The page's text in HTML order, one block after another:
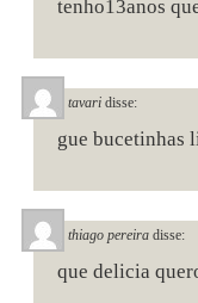
tenho13anos
tavari disse:
gue bucetinhas
thiago pereira disse:
que delicia